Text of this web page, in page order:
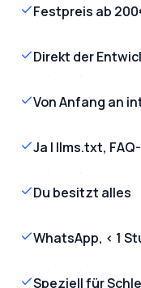
Festpreis ab
Direkt der
Von Anfang an
Ja | llms.txt,
Du besitzt alles
WhatsApp, < 1
Speziell für